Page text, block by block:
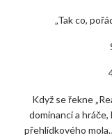
„Tak co,
Když se řekne
dominanci a
přehlídkového